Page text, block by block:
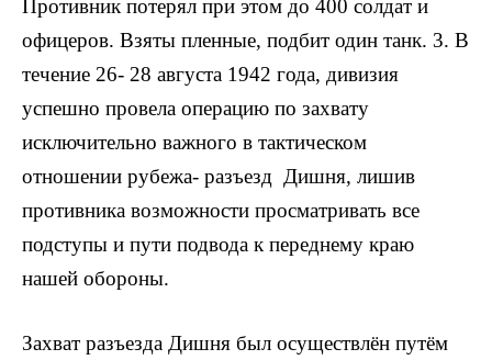
Противник потерял при этом до 400 солдат и
офицеров. Взяты пленные, подбит один танк. 3. В
течение 26- 28 августа 1942 года, дивизия
успешно провела операцию по захвату
исключительно важного в тактическом
отношении рубежа- разъезд Дишня, лишив
противника возможности просматривать все
подступы и пути подвода к переднему краю
нашей обороны.
Захват разъезда Дишня был осуществлён путём